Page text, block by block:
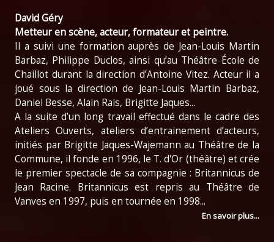
David Géry
Metteur en scène, acteur, formateur et peintre.
Il a suivi une formation auprès de Jean-Louis Martin
Barbaz, Philippe Duclos, ainsi qu’au Théâtre École de
Chaillot durant la direction d’Antoine Vitez. Acteur il a
joué sous la direction de Jean-Louis Martin Barbaz,
Daniel Besse, Alain Rais, Brigitte Jaques...
A la suite d’un long travail effectué dans le cadre des
Ateliers Ouverts, ateliers d’entrainement d’acteurs,
initiés par Brigitte Jaques-Wajemann au Théâtre de la
Commune, il fonde en 1996, le T. d'Or (théâtre) et crée
le premier spectacle de sa compagnie : Britannicus de
Jean Racine. Britannicus est repris au Théâtre de
Vanves en 1997, puis en tournée en 1998...
En savoir plus...